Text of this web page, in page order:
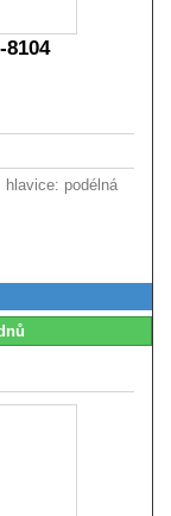
podélná